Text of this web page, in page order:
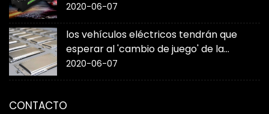
2020-06-07
los vehículos eléctricos tendrán que
esperar al 'cambio de juego' de la
batería de estado sólido
2020-06-07
CONTACTO